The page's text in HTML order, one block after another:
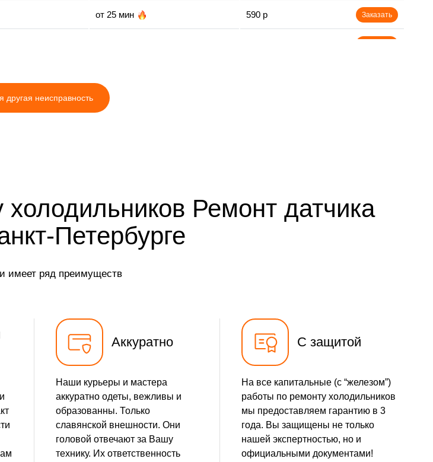
от 25 мин 590 р Заказать
от 5 мин
от 5 мин 500 р Заказать
от 25 мин
от 15 мин
другая неисправность
Ремонт датчика
Петербурге
имеет ряд преимуществ
Аккуратно
Наши курьеры и мастера
аккуратно одеты, вежливы и
образованны. Только
славянской внешности. Они
головой отвечают за Вашу
технику. Их ответственность
С защитой
На все капитальные (с “железом”)
работы по ремонту холодильников
мы предоставляем гарантию в 3
года. Вы защищены не только
нашей экспертностью, но и
официальными документами!